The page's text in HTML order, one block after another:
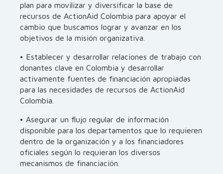
plan para movilizar y diversificar la base de
recursos de ActionAid Colombia para apoyar el
cambio que buscamos lograr y avanzar en los
objetivos de la misión organizativa.
• Establecer y desarrollar relaciones de trabajo con
donantes clave en Colombia y desarrollar
activamente fuentes de financiación apropiadas
para las necesidades de recursos de ActionAid
Colombia.
• Asegurar un flujo regular de información
disponible para los departamentos que lo requieren
dentro de la organización y a los financiadores
oficiales según lo requieran los diversos
mecanismos de financiación.